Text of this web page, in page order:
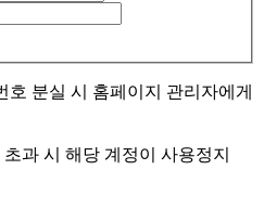
호 분실 시 홈페이지 관리자에게
과 시 해당 계정이 사용정지